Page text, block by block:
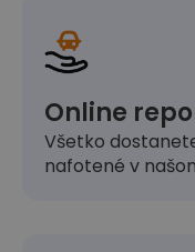
Online
Všetko
nafotené v